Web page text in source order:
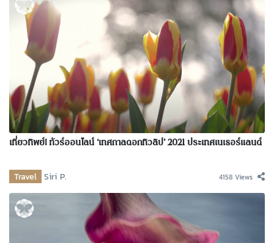
เที่ยวทิพย์! ทัวร์ออนไลน์ ‘เทศกาลดอกทิวลิป’ 2021 ประเทศเนเธอร์แลนด์
Travel Siri P. 4158 Views